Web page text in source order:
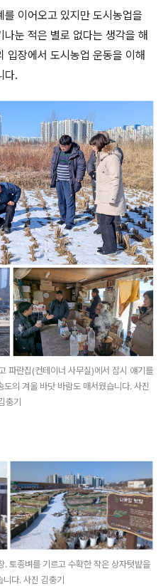
이어오고 있지만 도시농업을
눈 적은 별로 없다는 생각을 해
입장에서 도시농업 운동을 이해
다.
파란집(컨테이너 사무실)에서 잠시 얘기를
의 겨울 바닷 바람도 매서웠습니다. 사진
충기
. 토종벼를 기르고 수확한 작은 상자텃밭을
다. 사진 김충기